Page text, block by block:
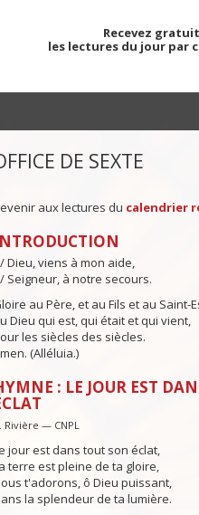
Recevez
les lectures du jour par
DE SEXTE
aux lectures du calendrier
Dieu, viens à mon aide,
Seigneur, à notre secours.
au Père, et au Fils et au Saint-
Dieu qui est, qui était et qui vient,
les siècles des siècles.
(Alléluia.)
: LE JOUR EST
Rivière — CNPL
jour est dans tout son éclat,
terre est pleine de ta gloire,
t'adorons, ô Dieu puissant,
la splendeur de ta lumière.